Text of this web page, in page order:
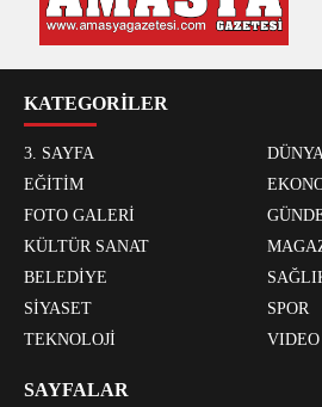
KATEGORİLER
3. SAYFA
EĞİTİM
FOTO GALERİ
KÜLTÜR SANAT
BELEDİYE
SİYASET
SPOR
TEKNOLOJİ
SAYFALAR